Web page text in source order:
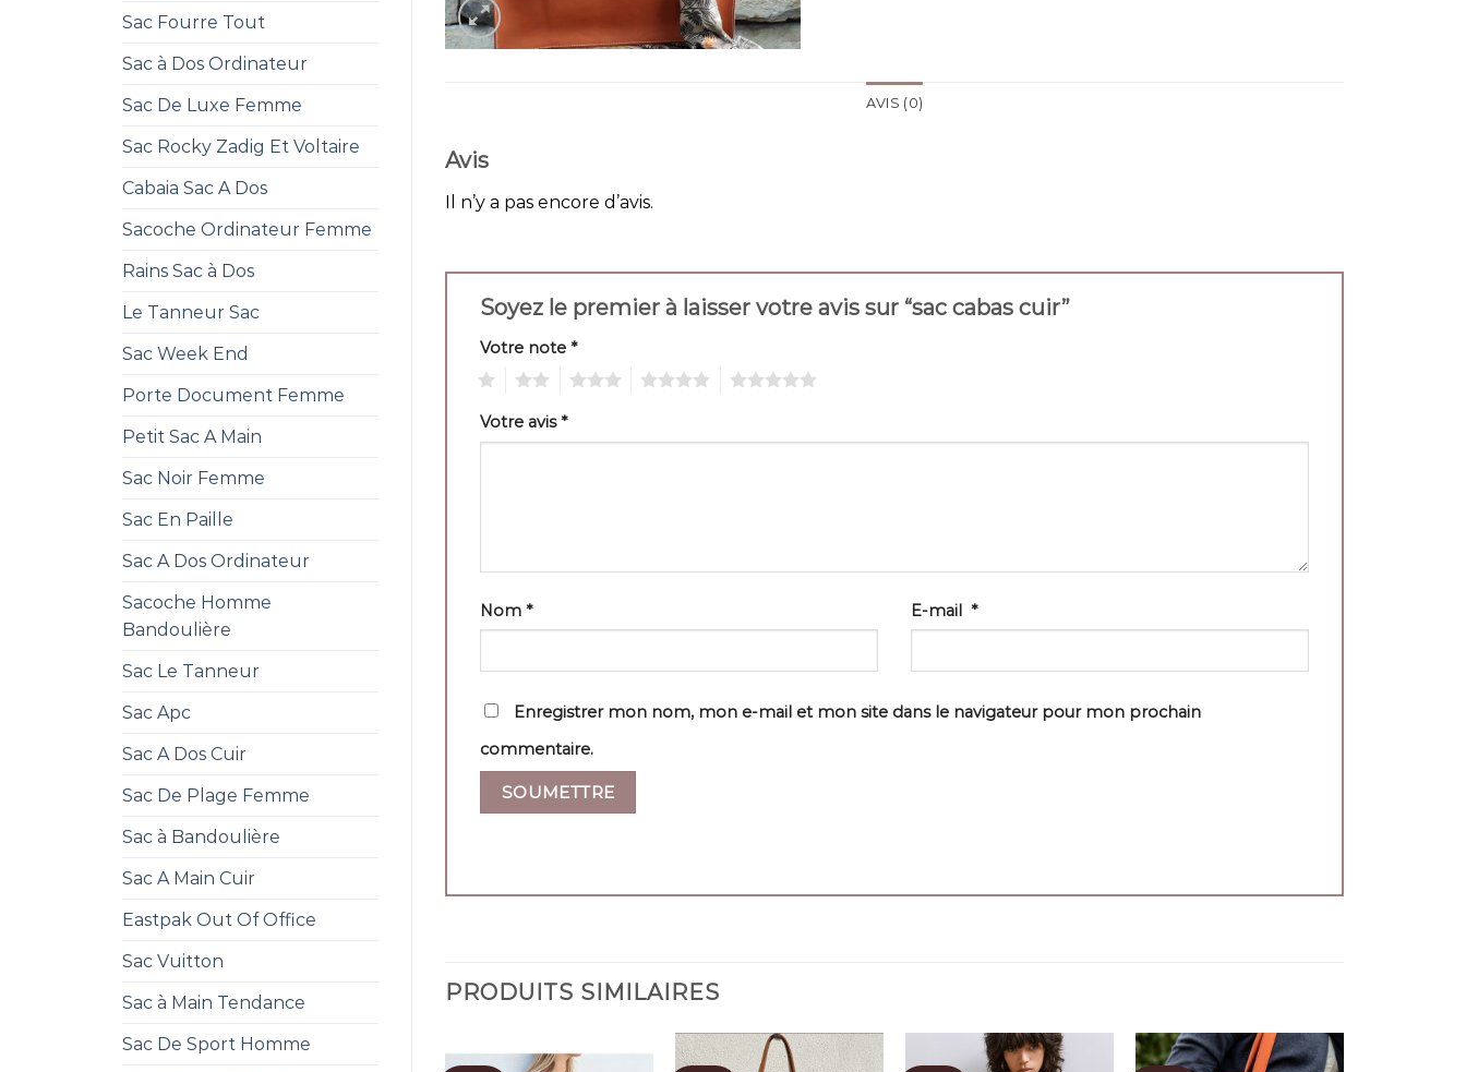
Sac Fourre Tout
Sac à Dos Ordinateur
Sac De Luxe Femme
Sac Rocky Zadig Et Voltaire
Cabaia Sac A Dos
Sacoche Ordinateur Femme
Rains Sac à Dos
Le Tanneur Sac
Sac Week End
Porte Document Femme
Petit Sac A Main
Sac Noir Femme
Sac En Paille
Sac A Dos Ordinateur
Sacoche Homme
Bandoulière
Sac Le Tanneur
Sac Apc
Sac A Dos Cuir
Sac De Plage Femme
Sac à Bandoulière
Sac A Main Cuir
Eastpak Out Of Office
Sac Vuitton
Sac à Main Tendance
Sac De Sport Homme
AVIS (0)
Avis
Il n’y a pas encore d’avis.
Soyez le premier à laisser votre avis sur “sac cabas cuir”
Votre note *
Votre avis*
Nom * E-mail *
Enregistrer mon nom, mon e-mail et mon site dans le navigateur pour mon prochain
commentaire.
PRODUITS SIMILAIRES